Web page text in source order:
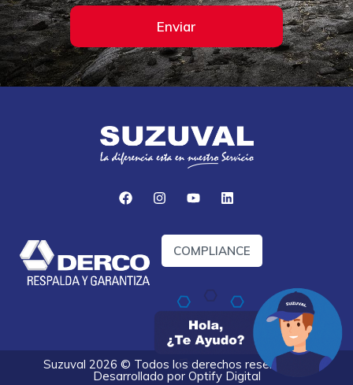
Enviar
COMPLIANCE
Suzuval 2026 © Todos los derechos reservados.
Desarrollado por Optify Digital